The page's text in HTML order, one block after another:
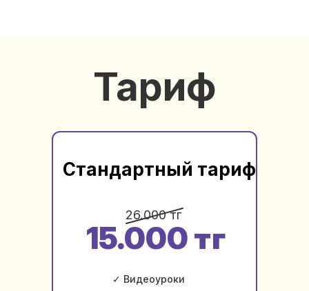
Тариф
✓ Видеоуроки
15.000 тг
26.000 тг
Стандартный тариф